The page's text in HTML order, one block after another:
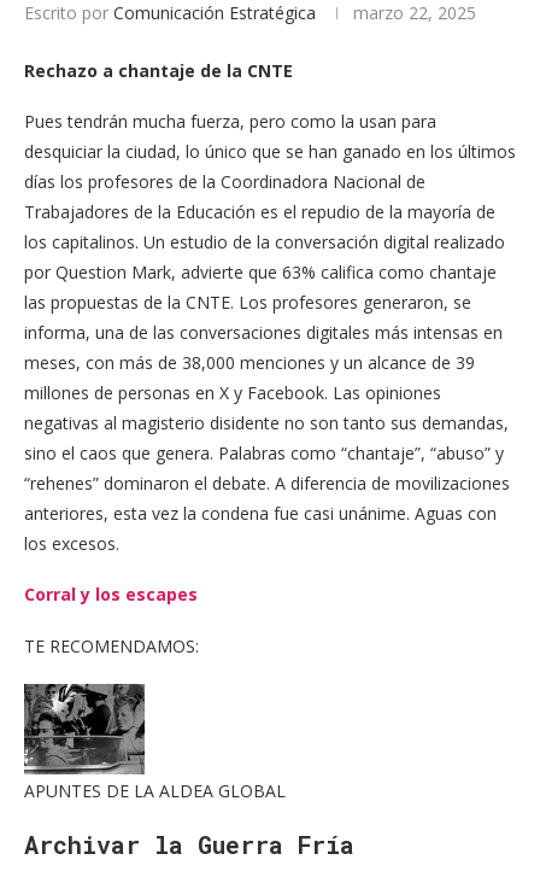
Escrito por Comunicación Estratégica marzo 22, 2025
Rechazo a chantaje de la CNTE
Pues tendrán mucha fuerza, pero como la usan para
desquiciar la ciudad, lo único que se han ganado en los últimos
días los profesores de la Coordinadora Nacional de
Trabajadores de la Educación es el repudio de la mayoría de
los capitalinos. Un estudio de la conversación digital realizado
por Question Mark, advierte que 63% califica como chantaje
las propuestas de la CNTE. Los profesores generaron, se
informa, una de las conversaciones digitales más intensas en
meses, con más de 38,000 menciones y un alcance de 39
millones de personas en X y Facebook. Las opiniones
negativas al magisterio disidente no son tanto sus demandas,
sino el caos que genera. Palabras como “chantaje”, “abuso” y
“rehenes” dominaron el debate. A diferencia de movilizaciones
anteriores, esta vez la condena fue casi unánime. Aguas con
los excesos.
Corral y los escapes
TE RECOMENDAMOS:
APUNTES DE LA ALDEA GLOBAL
Archivar la Guerra Fría